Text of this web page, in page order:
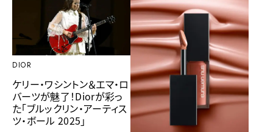
DIOR
ケリー・ワシントン＆エマ・ロ
バーツが魅了！Diorが彩っ
た「ブルックリン・アーティス
ツ・ボール 2025」